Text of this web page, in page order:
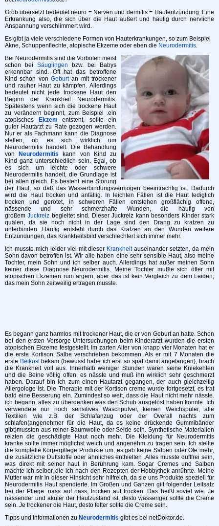
Grob übersetzt bedeutet neuro = Nerven und dermitis = Hautentzündung .Eine
Erkrankung also, die sich über die Haut äußert und häufig durch nervliche
Anspannung verschlimmert wird.
Es gibt ja viele verschiedene Formen von Hauterkrankungen, so zum Beispiel
Akne, Schuppenflechte, atopische Ekzeme oder eben die Neurodermitis
Bei Neurodermitis sind die Vorboten meist
schon bei Säuglingen bzw. bei Babys
erkennbar sind. Oft hat das betroffene
Kind schon von Geburtan mit trockener
und rauher Haut zu kämpfen. Allerdings
bedeutet nicht jede trockene Haut den
Beginn der Krankheit Neurodermitis.
Spätestens wenn sich die trockene Haut
zu verändern beginnt, zum Beispiel .ein
atopisches Ekzem entsteht, sollte ein
guter Hautarzt zu Rate gezogen werden.
Nur er als Fachmann kann die Diagnose
stellen, ob es sich wirklich um
Neurodermitis handelt. Die Behandlung
vonNeurodermitis kann von Kind zu
Kind ganz unterschiedlich sein. Egal, ob
es sich um leichte oder schwere
Neurodermitis handelt, die Grundlage ist
bei allen gleich. Es besteht eine Störung
der Haut, so daß das Wasserbindungsvermögen beeinträchtig ist. Dadurch
wird die Haut trocken und anfällig. In leichten Fällen ist die Haut lediglich
trocken und gerötet, in schweren Fällen entstehen großflächig offene,
nässende und sehr schmerzhafte Wunden, die häufig von
großemJuckreiz begleitet sind. Dieser Juckreiz kann besonders Kinder stark
quälen, da sie noch nicht in der Lage sind den Drang zu kratzen zu
unterbinden .Häufig entsteht durch das Kratzen an den Wunden weitere
Entzündungen, das Krankheitsbild verschlechtert sich immer mehr.
Ich musste mich leider viel mit dieser Krankheitauseinander setzten, da mein
Sohn davon betroffen ist. Wir alle haben eine sehr sensible Haut, also meine
Tochter, mein Sohn und ich selber auch. Allerdings hat außer meinen Sohn
keiner diese Diagnose Neurodermitis. Meine Tochter mußte sich öfter mit
atopischen Ekzemen rum ärgern, aber das ist kein Vergleich zu dem Leiden,
das mein Sohn zeitweilig ertragen musste.
Es begann ganz harmlos mit trockener Haut, die er von Geburt an hatte. Schon
bei den ersten Vorsorge Untersuchungen beim Kinderarzt wurden die ersten
atopischen Ekzeme festgestellt. Im zarten Alter von knapp vier Monaten hat er
die erste Kortison Salbe verschrieben bekommen. Als er mit 7 Monaten die
erste Beikostbekam (bewusst habe ich erst so spät damit angefangen), brach
die Krankheit voll aus. Innerhalb weniger Stunden waren seine Kniekehlen
und die Beine völlig offen, es nässte und muß ihn wirklich sehr geschmerzt
haben. Darauf bin ich zum einen Hautarzt gegangen, der auch gleichzeitig
Allergologe ist. Die Therapie mit der Kortison creme wurde fortgesetzt, es trat
bald eine Besserung ein. Zumindest so weit, dass die Haut nicht mehr nässte.
ich begann, alles zu überdenken was den Schub ausgelöst haben konnte. Ich
verwendete nur noch sensitives Waschpulver, keinen Weichspüler, alle
Textilien wie z.B. der Schlafanzug oder der Overall nachts zum
schlafen(angenehmer für die Haut, da es keine drückende Gummibänder
gibt)mussten aus reiner Baumwolle oder Seide sein. Synthetische Materialien
reizten die geschädigte Haut noch mehr. Die Kleidung für Neurodermitis
kranke sollte immer möglichst weich und angenehm zu tragen sein. Ich stellte
die komplette Körperpflege Produkte um, es gab keine Salben oder Öle mehr,
die zusätzliche Duftstoffe oder ähnliches enthielten .Alles musste duftfrei sein,
was direkt mit seiner haut in Berührung kam. Sogar Cremes und Salben
machte ich selber, die ich nach den Rezepten der Hobbythek anrührte. Meine
Mutter war mir in dieser Hinsicht sehr hilfreich, da sie uns Produkte speziell für
Neurodermitis Haut spendierte. Im Großen und Ganzen gilt folgender Leitsatz
bei der Pflege: nass auf nass, trocken auf trocken. Das heißt soviel wie. Je
nässender und akuter der Hautzustand ist, desto wässeriger sollte die Creme
sein. Je trockener die Haut, desto fetter sollte die Creme sein.
Tipps und Informationen zu Neurodermitis gibt es bei netDoktor.de.